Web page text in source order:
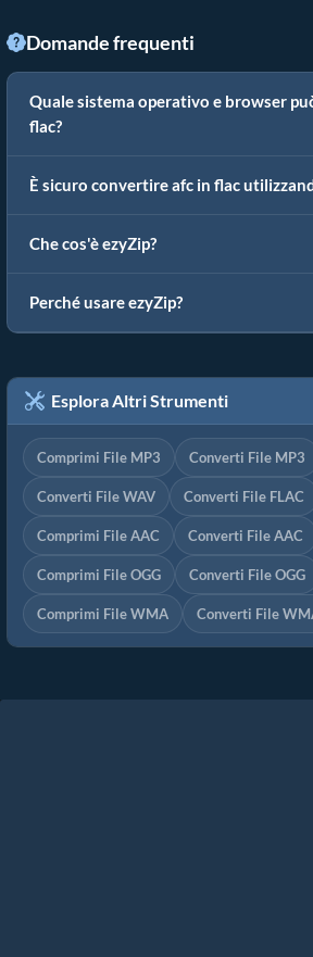
Domande frequenti
Quale sistema operativo e browser
flac?
È sicuro convertire afc in flac
Che cos'è ezyZip?
Perché usare ezyZip?
Esplora Altri Strumenti
Comprimi File MP3 Converti File MP3
Converti File WAV Converti File FLAC
Comprimi File AAC Converti File AAC
Comprimi File OGG Converti File OGG
Comprimi File WMA Converti File